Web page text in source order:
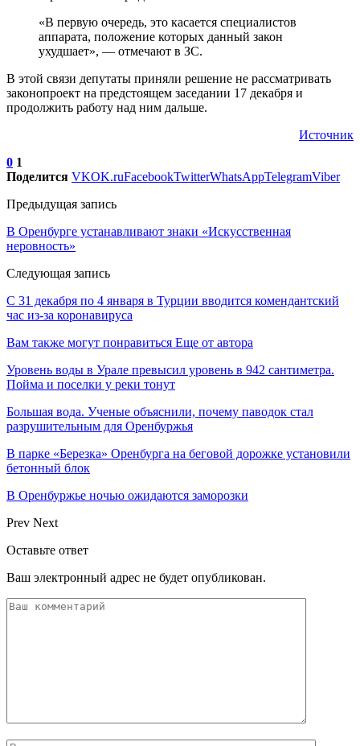
«В первую очередь, это касается специалистов
аппарата, положение которых данный закон
ухудшает», — отмечают в ЗС.
В этой связи депутаты приняли решение не рассматривать
законопроект на предстоящем заседании 17 декабря и
продолжить работу над ним дальше.
Источник
0 1
Поделится VKOK.ruFacebookTwitterWhatsAppTelegramViber
Предыдущая запись
В Оренбурге устанавливают знаки «Искусственная
неровность»
Следующая запись
С 31 декабря по 4 января в Турции вводится комендантский
час из-за коронавируса
Вам также могут понравиться Еще от автора
Уровень воды в Урале превысил уровень в 942 сантиметра.
Пойма и поселки у реки тонут
Большая вода. Ученые объяснили, почему паводок стал
разрушительным для Оренбуржья
В парке «Березка» Оренбурга на беговой дорожке установили
бетонный блок
В Оренбуржье ночью ожидаются заморозки
Prev Next
Оставьте ответ
Ваш электронный адрес не будет опубликован.